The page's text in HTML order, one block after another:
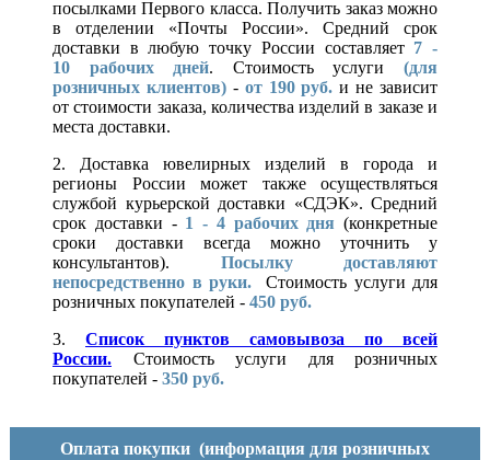
посылками Первого класса. Получить заказ можно
в отделении «Почты России». Средний срок
доставки в любую точку России составляет 7 -
10 рабочих дней. Стоимость услуги(для
розничных клиентов)- от 190 руб. и не зависит
от стоимости заказа, количества изделий в заказе и
места доставки.
2. Доставка ювелирных изделий в города и
регионы России может также осуществляться
службой курьерской доставки «СДЭК». Средний
срок доставки - 1 - 4 рабочих дня (конкретные
сроки доставки всегда можно уточнить у
консультантов). Посылку доставляют
непосредственно в руки.
Стоимость услуги для
розничных покупателей - 450 руб.
3. Список пунктов самовывоза по всей
России.
Стоимость услуги для розничных
покупателей - 350 руб.
Оплата покупки (информация для розничных